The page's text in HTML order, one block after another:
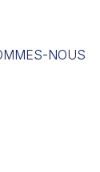
NOUS